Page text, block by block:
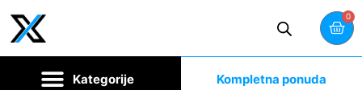
0
Kompletna ponuda